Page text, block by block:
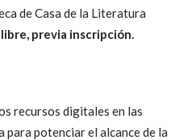
de Casa de la Literatura
previa inscripción.
recursos digitales en las
potenciar el alcance de la